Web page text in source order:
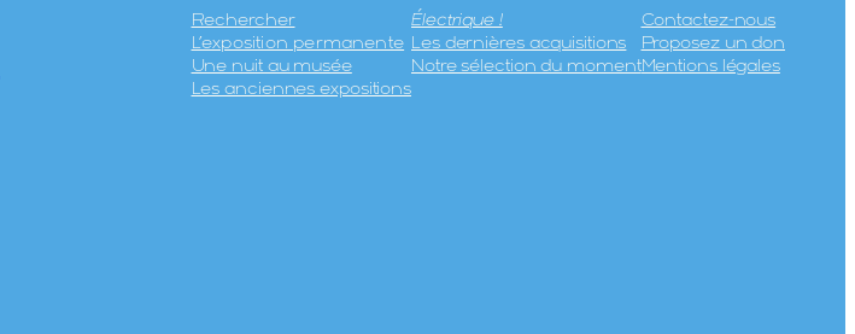
Rechercher
L’exposition permanente
Une nuit au musée
Les anciennes expositions
Électrique !
Les dernières acquisitions
Notre sélection du moment
Contactez-nous
Proposez un don
Mentions légales